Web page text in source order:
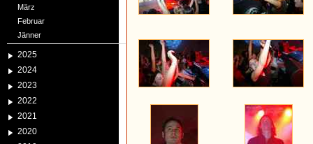
März
Februar
Jänner
2025
2024
2023
2022
2021
2020